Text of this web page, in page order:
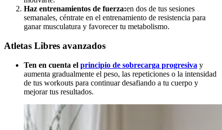
Haz entrenamientos de fuerza:en dos de tus sesiones
semanales, céntrate en el entrenamiento de resistencia para
ganar musculatura y favorecer tu metabolismo.
Atletas Libres avanzados
Ten en cuenta el principio de sobrecarga progresiva y
aumenta gradualmente el peso, las repeticiones o la intensidad
de tus workouts para continuar desafiando a tu cuerpo y
mejorar tus resultados.